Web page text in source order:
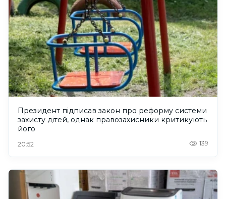
Президент підписав закон про реформу системи
захисту дітей, однак правозахисники критикують
його
20:52 139